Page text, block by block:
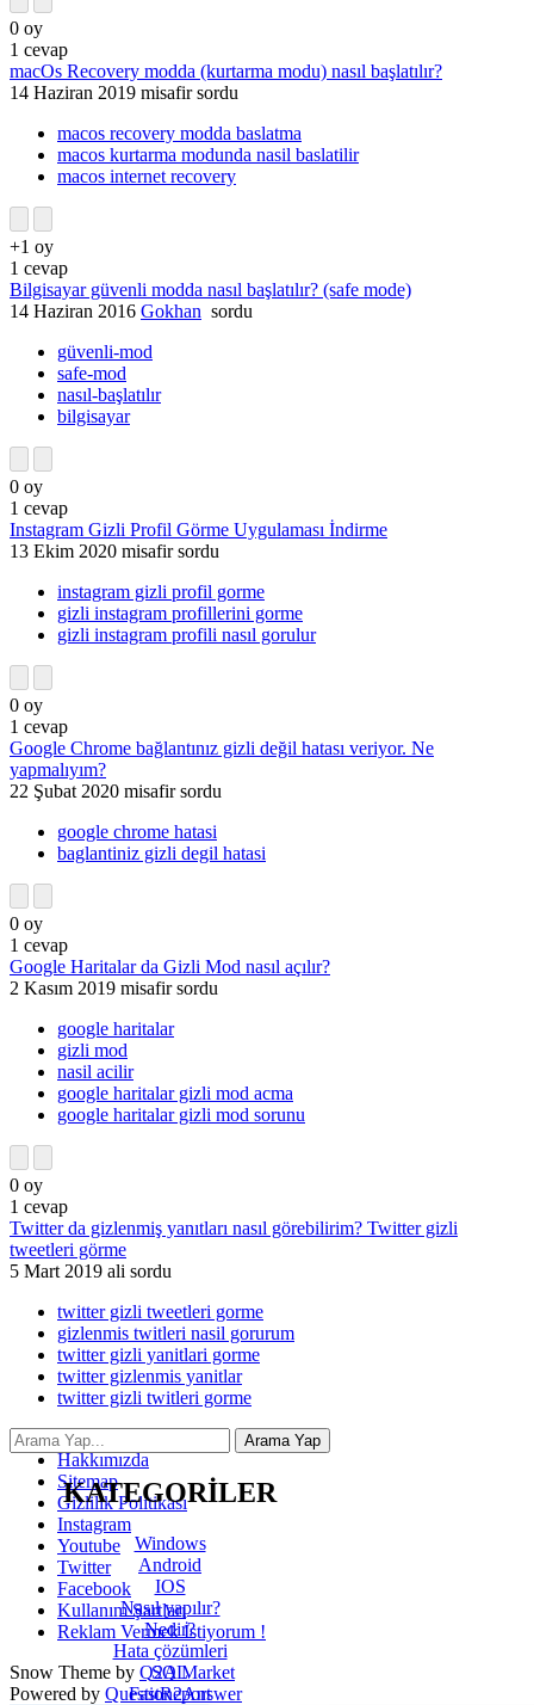
0 oy
1 cevap
macOs Recovery modda (kurtarma modu) nasıl başlatılır?
14 Haziran 2019 misafir sordu
macos recovery modda baslatma
macos kurtarma modunda nasil baslatilir
macos internet recovery
+1 oy
1 cevap
Bilgisayar güvenli modda nasıl başlatılır? (safe mode)
14 Haziran 2016 Gokhan sordu
güvenli-mod
safe-mod
nasıl-başlatılır
bilgisayar
0 oy
1 cevap
Instagram Gizli Profil Görme Uygulaması İndirme
13 Ekim 2020 misafir sordu
instagram gizli profil gorme
gizli instagram profillerini gorme
gizli instagram profili nasıl gorulur
0 oy
1 cevap
Google Chrome bağlantınız gizli değil hatası veriyor. Ne
yapmalıyım?
22 Şubat 2020 misafir sordu
google chrome hatasi
baglantiniz gizli degil hatasi
0 oy
1 cevap
Google Haritalar da Gizli Mod nasıl açılır?
2 Kasım 2019 misafir sordu
google haritalar
gizli mod
nasil acilir
google haritalar gizli mod acma
google haritalar gizli mod sorunu
0 oy
1 cevap
Twitter da gizlenmiş yanıtları nasıl görebilirim? Twitter gizli
tweetleri görme
5 Mart 2019 ali sordu
twitter gizli tweetleri gorme
gizlenmis twitleri nasil gorurum
twitter gizli yanitlari gorme
twitter gizlenmis yanitlar
twitter gizli twitleri gorme
KATEGORİLER
Windows
Android
IOS
Nasıl yapılır?
Nedir?
Hata çözümleri
SQL
FastReport
İletişim
Hakkımızda
Sitemap
Gizlilik Politikası
Instagram
Youtube
Twitter
Facebook
Kullanım Şartları
Reklam Vermek İstiyorum !
Snow Theme by Q2A Market
Powered by Question2Answer